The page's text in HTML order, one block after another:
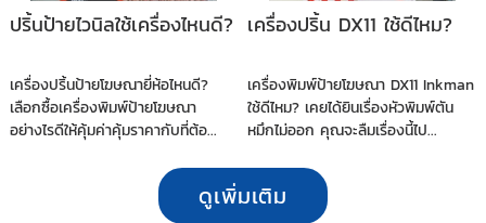
ปริ้นป้ายไวนิลใช้เครื่องไหนดี?
เครื่องปริ้นป้ายโฆษณายี่ห้อไหนดี?
เลือกซื้อเครื่องพิมพ์ป้ายโฆษณา
อย่างไรดีให้คุ้มค่าคุ้มราคากับที่ต้อ...
เครื่องปริ้น DX11 ใช้ดีไหม?
เครื่องพิมพ์ป้ายโฆษณา DX11 Inkman
ใช้ดีไหม? เคยได้ยินเรื่องหัวพิมพ์ตัน
หมึกไม่ออก คุณจะลืมเรื่องนี้ไป...
ดูเพิ่มเติม